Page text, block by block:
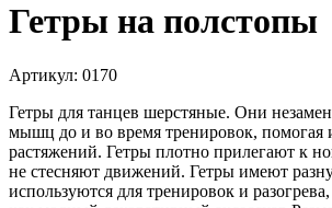
Гетры на полстопы
Артикул: 0170
Гетры для танцев шерстяные. Они
мышц до и во время тренировок, помогая
растяжений. Гетры плотно прилегают к
не стесняют движений. Гетры имеют
используются для тренировок и